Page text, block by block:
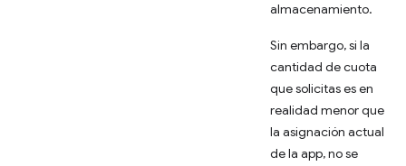
almacenamiento.
Sin embargo, si la
cantidad de cuota
que solicitas es en
realidad menor que
la asignación actual
de la app, no se